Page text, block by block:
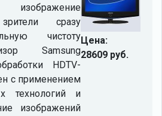
Цена:
28609 руб.
изображение
сразу
чистоту
Samsung
HDTV-
с применением
технологий и
изображений